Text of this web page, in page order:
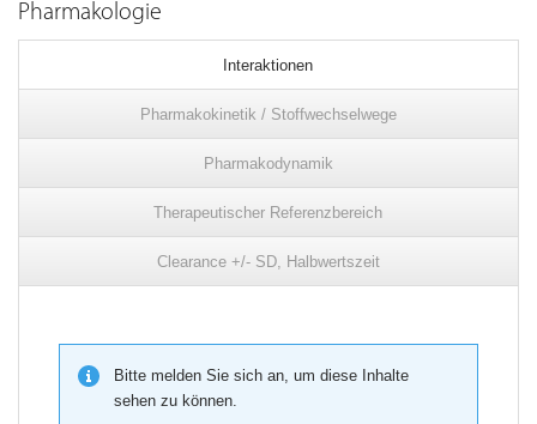
Pharmakologie
Interaktionen
Pharmakokinetik / Stoffwechselwege
Pharmakodynamik
Therapeutischer Referenzbereich
Clearance +/- SD, Halbwertszeit
Bitte melden Sie sich an, um diese Inhalte
sehen zu können.